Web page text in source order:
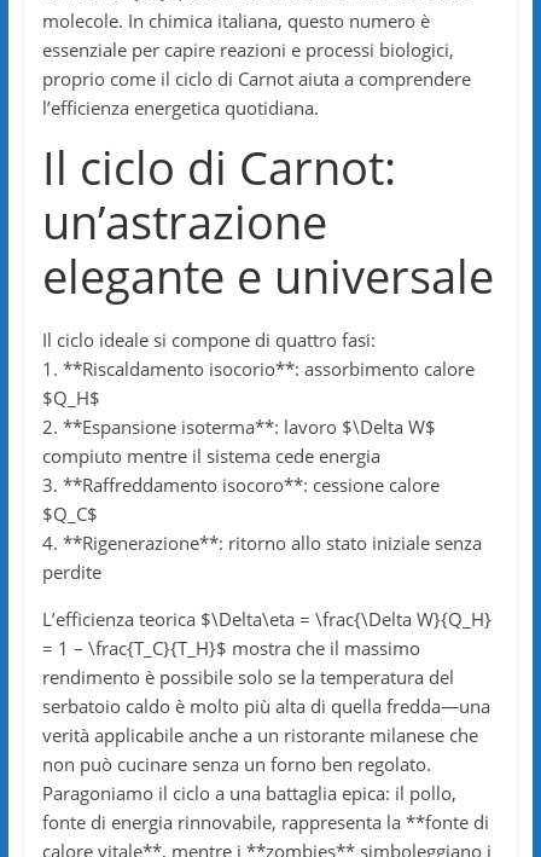
molecole. In chimica italiana, questo numero è
essenziale per capire reazioni e processi biologici,
proprio come il ciclo di Carnot aiuta a comprendere
l’efficienza energetica quotidiana.
Il ciclo di Carnot:
un’astrazione
elegante e universale
Il ciclo ideale si compone di quattro fasi:
1. **Riscaldamento isocorio**: assorbimento calore
$Q_H$
2. **Espansione isoterma**: lavoro $\Delta W$
compiuto mentre il sistema cede energia
3. **Raffreddamento isocoro**: cessione calore
$Q_C$
4. **Rigenerazione**: ritorno allo stato iniziale senza
perdite
L’efficienza teorica $\Delta\eta = \frac{\Delta W}{Q_H}
= 1 – \frac{T_C}{T_H}$ mostra che il massimo
rendimento è possibile solo se la temperatura del
serbatoio caldo è molto più alta di quella fredda—una
verità applicabile anche a un ristorante milanese che
non può cucinare senza un forno ben regolato.
Paragoniamo il ciclo a una battaglia epica: il pollo,
fonte di energia rinnovabile, rappresenta la **fonte di
calore vitale**, mentre i **zombies** simboleggiano i